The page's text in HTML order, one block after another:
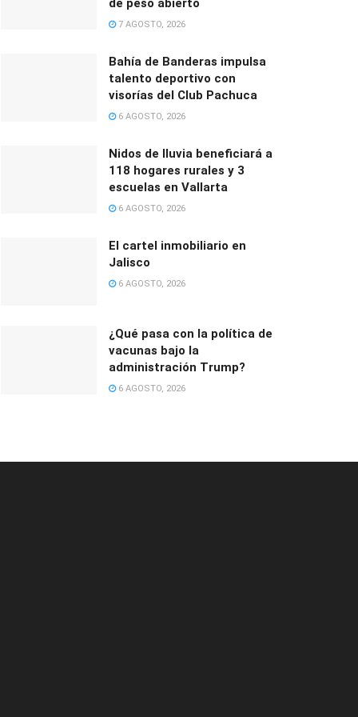
de peso abierto
7 AGOSTO, 2026
Bahía de Banderas impulsa
talento deportivo con
visorías del Club Pachuca
6 AGOSTO, 2026
Nidos de lluvia beneficiará a
118 hogares rurales y 3
escuelas en Vallarta
6 AGOSTO, 2026
El cartel inmobiliario en
Jalisco
6 AGOSTO, 2026
¿Qué pasa con la política de
vacunas bajo la
administración Trump?
6 AGOSTO, 2026